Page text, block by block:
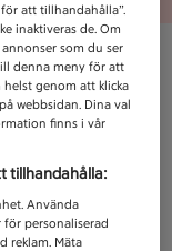
att tillhandahålla”.
inaktiveras de. Om
som du ser
denna meny för att
genom att klicka
webbsidan. Dina val
finns i vår
tillhandahålla:
Använda
för personaliserad
reklam. Mäta